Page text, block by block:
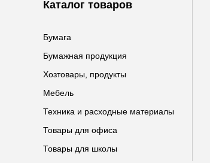
Каталог товаров
Бумага
Бумажная продукция
Хозтовары, продукты
Мебель
Техника и расходные материалы
Товары для офиса
Товары для школы